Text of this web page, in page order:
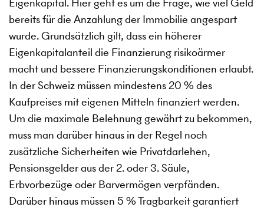
bereits für die Anzahlung der Immobilie angespart
wurde. Grundsätzlich gilt, dass ein höherer
Eigenkapitalanteil die Finanzierung risikoärmer
macht und bessere Finanzierungskonditionen erlaubt.
In der Schweiz müssen mindestens 20 % des
Kaufpreises mit eigenen Mitteln finanziert werden.
Um die maximale Belehnung gewährt zu bekommen,
muss man darüber hinaus in der Regel noch
zusätzliche Sicherheiten wie Privatdarlehen,
Pensionsgelder aus der 2. oder 3. Säule,
Erbvorbezüge oder Barvermögen verpfänden.
Darüber hinaus müssen 5 % Tragbarkeit garantiert